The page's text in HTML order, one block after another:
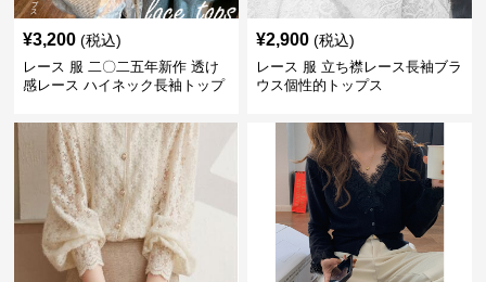
¥3,200 (税込)
レース 服 二〇二五年新作 透け
感レース ハイネック長袖トップ
¥2,900 (税込)
レース 服 立ち襟レース長袖ブラ
ウス個性的トップス